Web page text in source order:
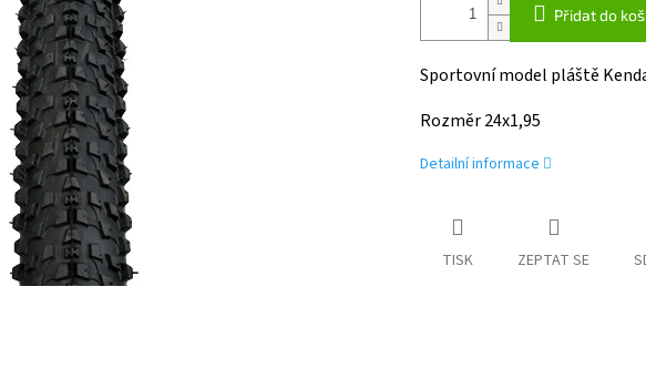
Přidat do
Sportovní model pláště
Rozměr 24x1,95
Detailní informace
TISK ZEPTAT SE